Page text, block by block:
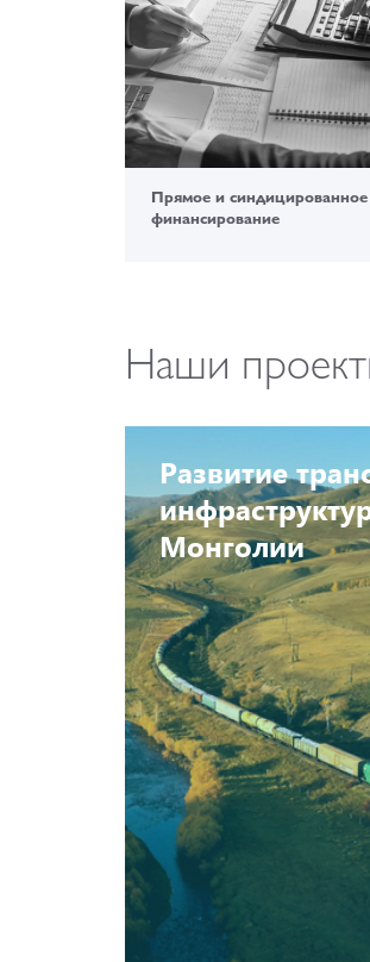
Прямое и синдицированное
финансирование
Наши
Развитие
Монголии